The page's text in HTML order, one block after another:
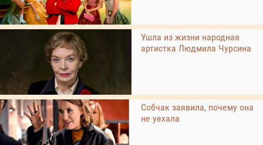
Ушла из жизни народная
артистка Людмила Чурсина
Собчак заявила, почему она
не уехала